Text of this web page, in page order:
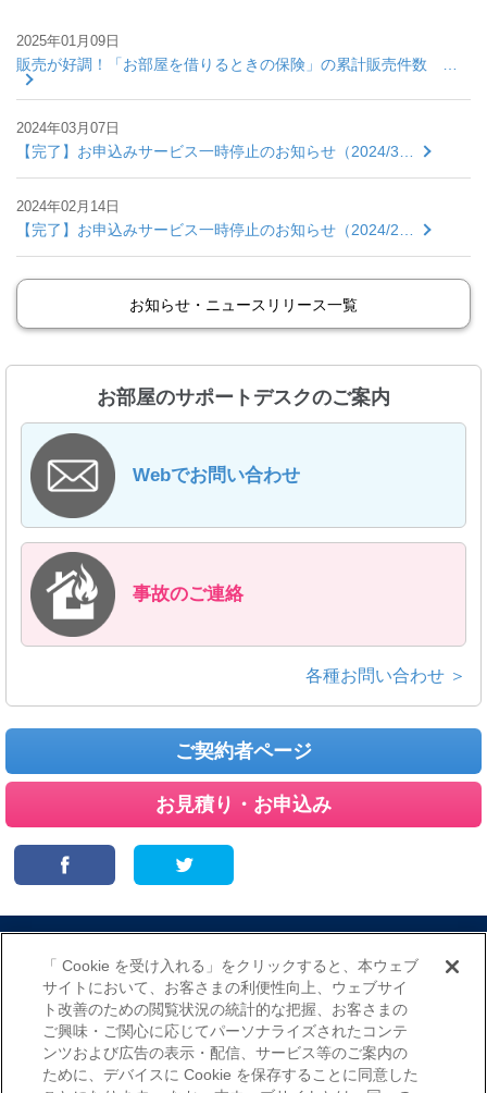
2025年01月09日
販売が好調！「お部屋を借りるときの保険」の累計販売件数 …
2024年03月07日
【完了】お申込みサービス一時停止のお知らせ（2024/3…
2024年02月14日
【完了】お申込みサービス一時停止のお知らせ（2024/2…
お知らせ・ニュースリリース一覧
お部屋のサポートデスクのご案内
Webでお問い合わせ
事故のご連絡
各種お問い合わせ ＞
ご契約者ページ
お見積り・お申込み
プライバシーポリシー
（個人情報のお取扱いについて）
「 Cookie を受け入れる」をクリックすると、本ウェブ
サイトにおいて、お客さまの利便性向上、ウェブサイ
ト改善のための閲覧状況の統計的な把握、お客さまの
ご興味・ご関心に応じてパーソナライズされたコンテ
ンツおよび広告の表示・配信、サービス等のご案内の
ために、デバイスに Cookie を保存することに同意した